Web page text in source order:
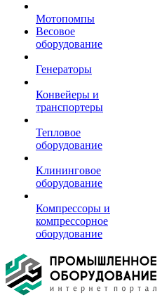
Мотопомпы
Весовое
оборудование
Генераторы
Конвейеры и
транспортеры
Тепловое
оборудование
Клининговое
оборудование
Компрессоры и
компрессорное
оборудование